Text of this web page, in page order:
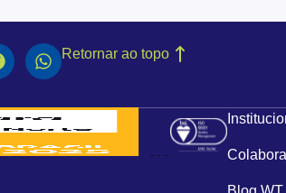
Retornar ao topo